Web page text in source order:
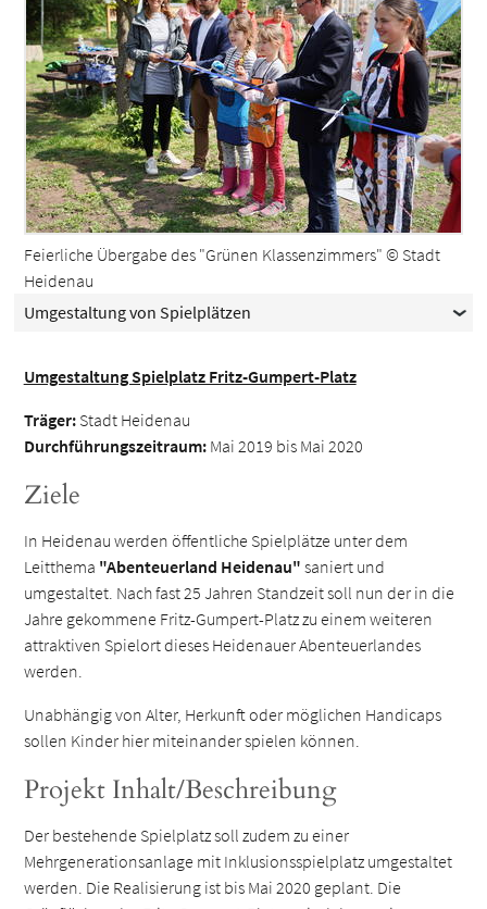
Feierliche Übergabe des "Grünen Klassenzimmers" © Stadt
Heidenau
Umgestaltung von Spielplätzen
Umgestaltung Spielplatz Fritz-Gumpert-Platz
Träger:Stadt Heidenau
Durchführungszeitraum:Mai 2019 bis Mai 2020
Ziele
In Heidenau werden öffentliche Spielplätze unter dem
Leitthema "Abenteuerland Heidenau" saniert und
umgestaltet. Nach fast 25 Jahren Standzeit soll nun der in die
Jahre gekommene Fritz-Gumpert-Platz zu einem weiteren
attraktiven Spielort dieses Heidenauer Abenteuerlandes
werden.
Unabhängig von Alter, Herkunft oder möglichen Handicaps
sollen Kinder hier miteinander spielen können.
Projekt Inhalt/Beschreibung
Der bestehende Spielplatz soll zudem zu einer
Mehrgenerationsanlage mit Inklusionsspielplatz umgestaltet
werden. Die Realisierung ist bis Mai 2020 geplant. Die